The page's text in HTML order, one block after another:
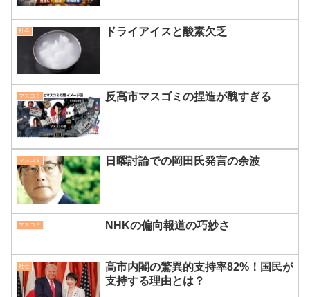
社会 ドライアイスと酸素欠乏
マスコミ 反高市マスゴミの捏造が醜すぎる
マスコミ 日曜討論での岡田氏発言の余波
マスコミ NHKの偏向報道の巧妙さ
社会
高市内閣の驚異的支持率82%！国民が
支持する理由とは？